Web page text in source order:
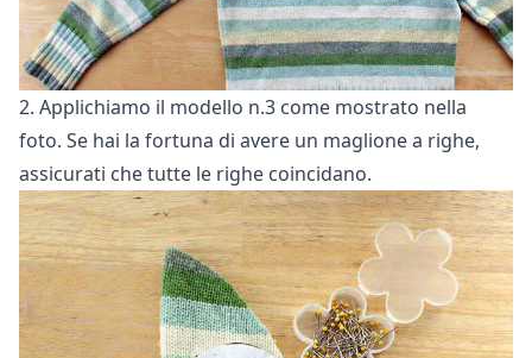
2. Applichiamo il modello n.3 come mostrato nella
foto. Se hai la fortuna di avere un maglione a righe,
assicurati che tutte le righe coincidano.